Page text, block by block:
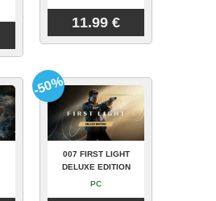
11.99 €
007 FIRST LIGHT
DELUXE EDITION
PC
-50%